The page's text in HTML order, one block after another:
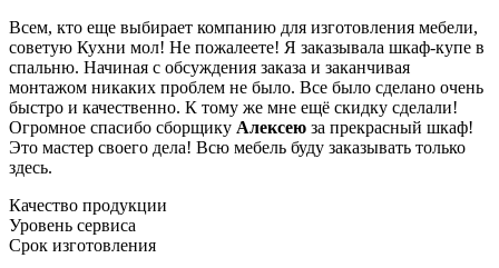
Всем, кто еще выбирает компанию для изготовления мебели,
советую Кухни мол! Не пожалеете! Я заказывала шкаф-купе в
спальню. Начиная с обсуждения заказа и заканчивая
монтажом никаких проблем не было. Все было сделано очень
быстро и качественно. К тому же мне ещё скидку сделали!
Огромное спасибо сборщику Алексею за прекрасный шкаф!
Это мастер своего дела! Всю мебель буду заказывать только
здесь.
Качество продукции
Уровень сервиса
Срок изготовления